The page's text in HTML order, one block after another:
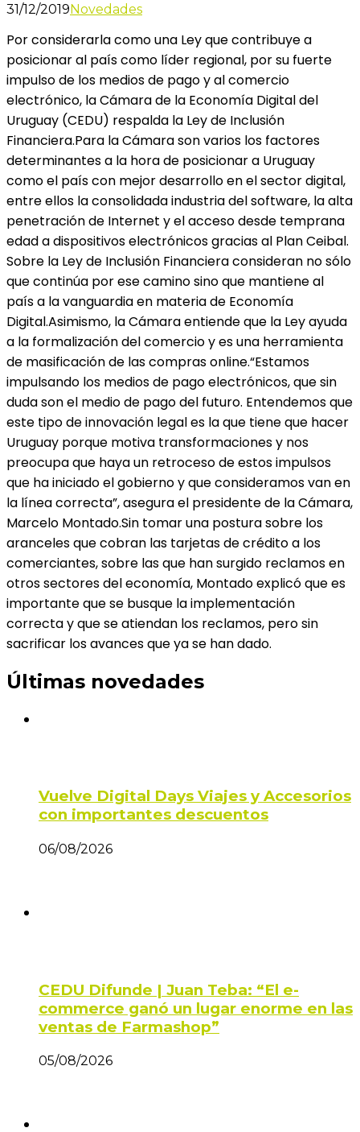
31/12/2019Novedades
Por considerarla como una Ley que contribuye a
posicionar al país como líder regional, por su fuerte
impulso de los medios de pago y al comercio
electrónico, la Cámara de la Economía Digital del
Uruguay (CEDU) respalda la Ley de Inclusión
Financiera.Para la Cámara son varios los factores
determinantes a la hora de posicionar a Uruguay
como el país con mejor desarrollo en el sector digital,
entre ellos la consolidada industria del software, la alta
penetración de Internet y el acceso desde temprana
edad a dispositivos electrónicos gracias al Plan Ceibal.
Sobre la Ley de Inclusión Financiera consideran no sólo
que continúa por ese camino sino que mantiene al
país a la vanguardia en materia de Economía
Digital.Asimismo, la Cámara entiende que la Ley ayuda
a la formalización del comercio y es una herramienta
de masificación de las compras online.“Estamos
impulsando los medios de pago electrónicos, que sin
duda son el medio de pago del futuro. Entendemos que
este tipo de innovación legal es la que tiene que hacer
Uruguay porque motiva transformaciones y nos
preocupa que haya un retroceso de estos impulsos
que ha iniciado el gobierno y que consideramos van en
la línea correcta”, asegura el presidente de la Cámara,
Marcelo Montado.Sin tomar una postura sobre los
aranceles que cobran las tarjetas de crédito a los
comerciantes, sobre las que han surgido reclamos en
otros sectores del economía, Montado explicó que es
importante que se busque la implementación
correcta y que se atiendan los reclamos, pero sin
sacrificar los avances que ya se han dado.
Últimas novedades
Vuelve Digital Days Viajes y Accesorios
con importantes descuentos
06/08/2026
CEDU Difunde | Juan Teba: “El e-
commerce ganó un lugar enorme en las
ventas de Farmashop”
05/08/2026